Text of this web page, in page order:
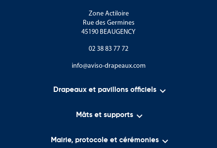
Zone Actiloire
Rue des Germines
45190 BEAUGENCY
02 38 83 77 72
info@aviso-drapeaux.com
Drapeaux et pavillons officiels 
Mâts et supports 
Mairie, protocole et cérémonies 